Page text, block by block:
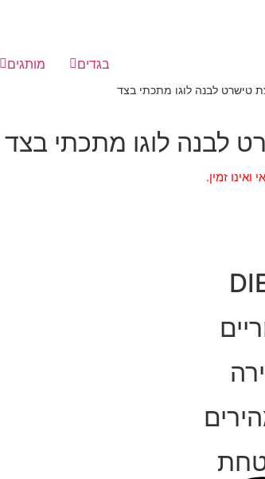
בגדים
מותגים
טישרט לבנה לוגו מתכתי בצד
לבנה לוגו מתכתי בצד
זמין.